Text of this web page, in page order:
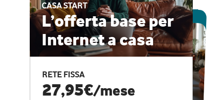
CASA START
L’offerta base per
Internet a casa
RETE FISSA
27,95€/mese
ESCLUSIVA ONLINE
CASA PRO
Internet veloce e
vantaggi speciali